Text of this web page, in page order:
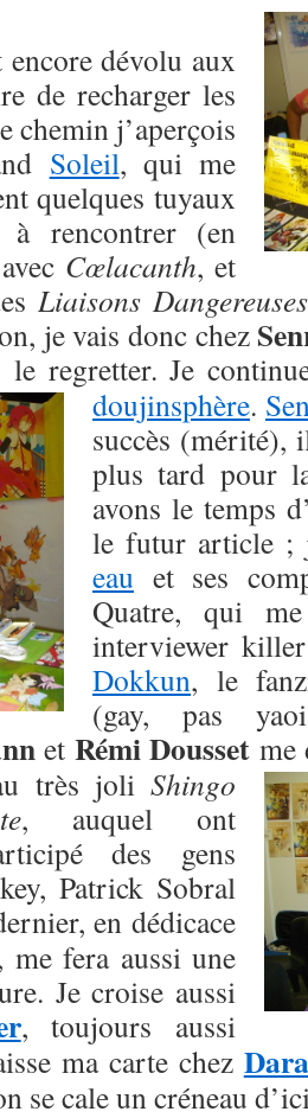
dévolu aux
de recharger les
chemin j’aperçois
Soleil, qui me
quelques tuyaux
à rencontrer (en
Cœlacanth, et
Liaisons Dangereuses
je vais donc chez
regretter. Je
doujinsphère.
succès (mérité),
plus tard pour
avons le temps
le futur article ;
eau et ses
Quatre, qui
interviewer
Dokkun, le
(gay, pas
et Rémi Dousset me
très joli Shingo
, auquel ont
des gens
Patrick Sobral
en dédicace
me fera aussi une
Je croise aussi
, toujours aussi
ma carte chez Dara
se cale un créneau